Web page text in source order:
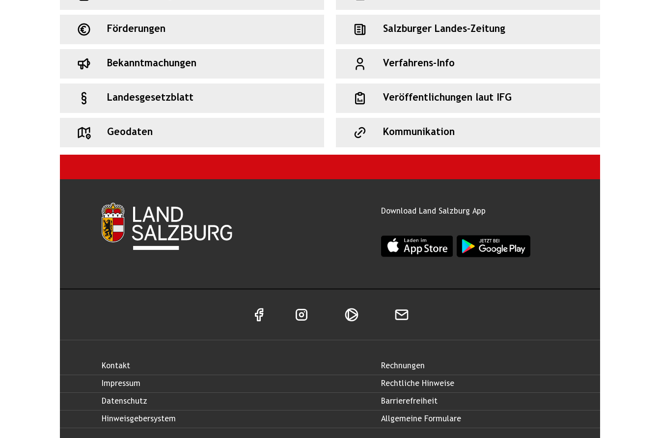
Förderungen
Bekanntmachungen
Landesgesetzblatt
Geodaten
Salzburger Landes-Zeitung
Verfahrens-Info
Veröffentlichungen laut IFG
Kommunikation
Download Land Salzburg App
App Land Salzburg im Apple App StoreApp Land Salzburg im Google Play Store
Facebook Seite von Land Salzburg
Instagram Seite von Land Salzburg
Salzburg ON Newsletter abonnieren
Kontakt Rechnungen
Impressum Rechtliche Hinweise
Datenschutz Barrierefreiheit
Hinweisgebersystem Allgemeine Formulare